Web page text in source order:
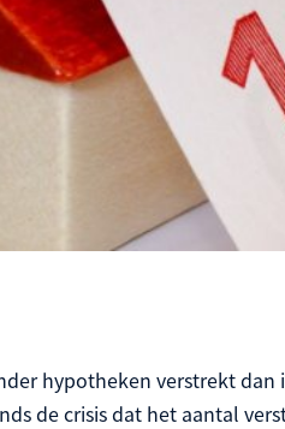
hypotheken verstrekt
de crisis dat het aantal